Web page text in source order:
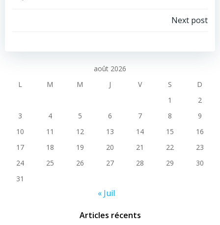
navigation
Next post
août 2026
L
M M J V S
D
1
2
3
4 5 6 7 8
9
10
11 12 13 14 15
16
17
18 19 20 21 22
23
24
25 26 27 28 29
30
31
« Juil
Articles récents